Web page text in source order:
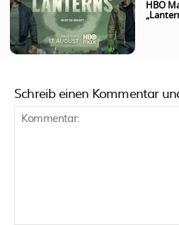
HBO
Schreib einen Kommentar